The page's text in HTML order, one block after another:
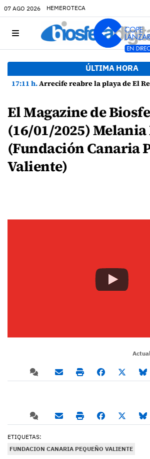
07 AGO 2026 HEMEROTECA
ÚLTIMA HORA
17:11 h.Arrecife reabre la playa de El Reducto con las últimas analíticas mostrando
El Magazine de
(16/01/2025)
(Fundación Canaria
Valiente)
ETIQUETAS:
FUNDACION CANARIA PEQUEÑO VALIENTE